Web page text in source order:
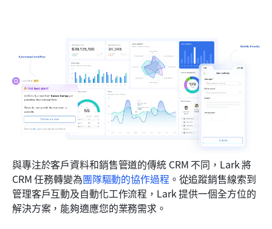
與專注於客戶資料和銷售管道的傳統 CRM 不同，Lark 將
CRM 任務轉變為團隊驅動的協作過程 。從追蹤銷售線索到
管理客戶互動及自動化工作流程，Lark 提供一個全方位的
解決方案，能夠適應您的業務需求。